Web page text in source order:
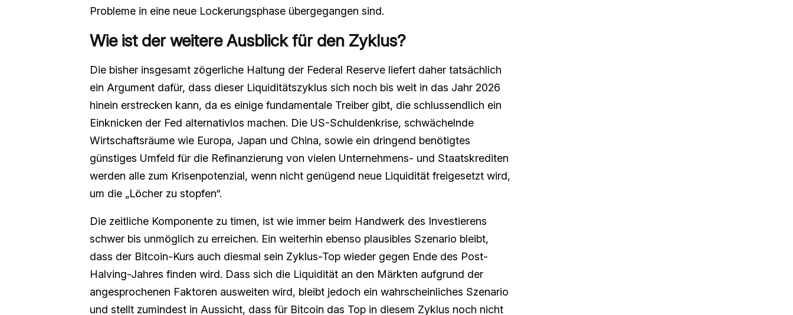
Probleme in eine neue Lockerungsphase übergegangen sind.
Wie ist der weitere Ausblick für den Zyklus?
Die bisher insgesamt zögerliche Haltung der Federal Reserve liefert daher tatsächlich
ein Argument dafür, dass dieser Liquiditätszyklus sich noch bis weit in das Jahr 2026
hinein erstrecken kann, da es einige fundamentale Treiber gibt, die schlussendlich ein
Einknicken der Fed alternativlos machen. Die US-Schuldenkrise, schwächelnde
Wirtschaftsräume wie Europa, Japan und China, sowie ein dringend benötigtes
günstiges Umfeld für die Refinanzierung von vielen Unternehmens- und Staatskrediten
werden alle zum Krisenpotenzial, wenn nicht genügend neue Liquidität freigesetzt wird,
um die „Löcher zu stopfen“.
Die zeitliche Komponente zu timen, ist wie immer beim Handwerk des Investierens
schwer bis unmöglich zu erreichen. Ein weiterhin ebenso plausibles Szenario bleibt,
dass der Bitcoin-Kurs auch diesmal sein Zyklus-Top wieder gegen Ende des Post-
Halving-Jahres finden wird. Dass sich die Liquidität an den Märkten aufgrund der
angesprochenen Faktoren ausweiten wird, bleibt jedoch ein wahrscheinliches Szenario
und stellt zumindest in Aussicht, dass für Bitcoin das Top in diesem Zyklus noch nicht